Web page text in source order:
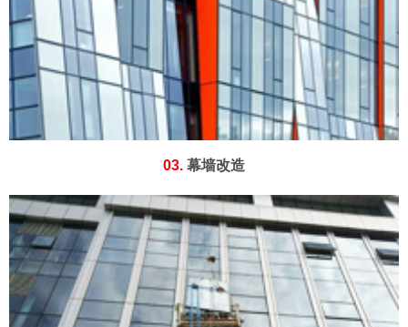
03. 幕墙改造